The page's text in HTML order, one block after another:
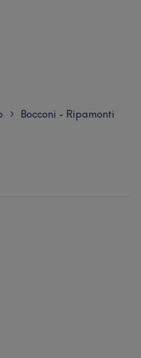
> Bocconi - Ripamonti